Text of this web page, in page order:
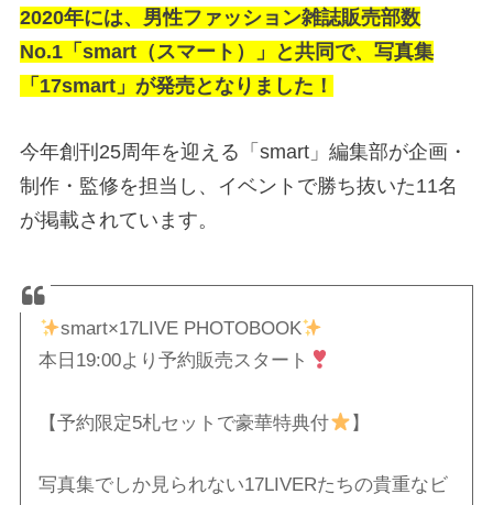
2020年には、男性ファッション雑誌販売部数
No.1「smart（スマート）」と共同で、写真集
「17smart」が発売となりました！
今年創刊25周年を迎える「smart」編集部が企画・
制作・監修を担当し、イベントで勝ち抜いた11名
が掲載されています。
smart×17LIVE PHOTOBOOK
本日19:00より予約販売スタート
【予約限定5札セットで豪華特典付 】
写真集でしか見られない17LIVERたちの貴重なビ